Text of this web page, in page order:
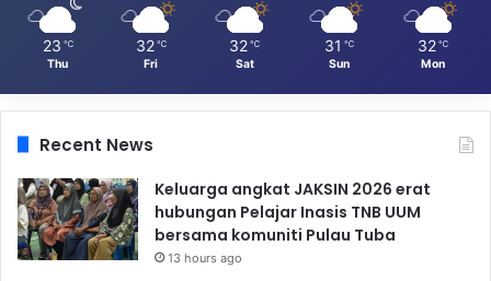
23 ℃
Thu
32 ℃
Fri
32 ℃
Sat
31 ℃
Sun
32 ℃
Mon
Recent News
Keluarga angkat JAKSIN 2026 erat
hubungan Pelajar Inasis TNB UUM
bersama komuniti Pulau Tuba
13 hours ago